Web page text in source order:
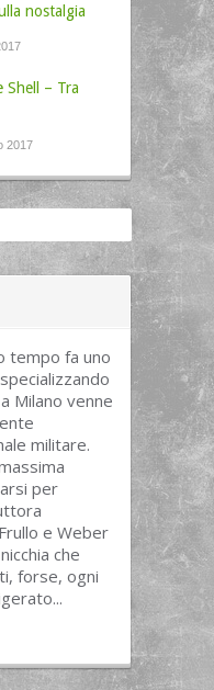
nostalgia
Shell – Tra
2017
tempo fa uno
Milano venne
militare.
per
e Weber
che
forse, ogni